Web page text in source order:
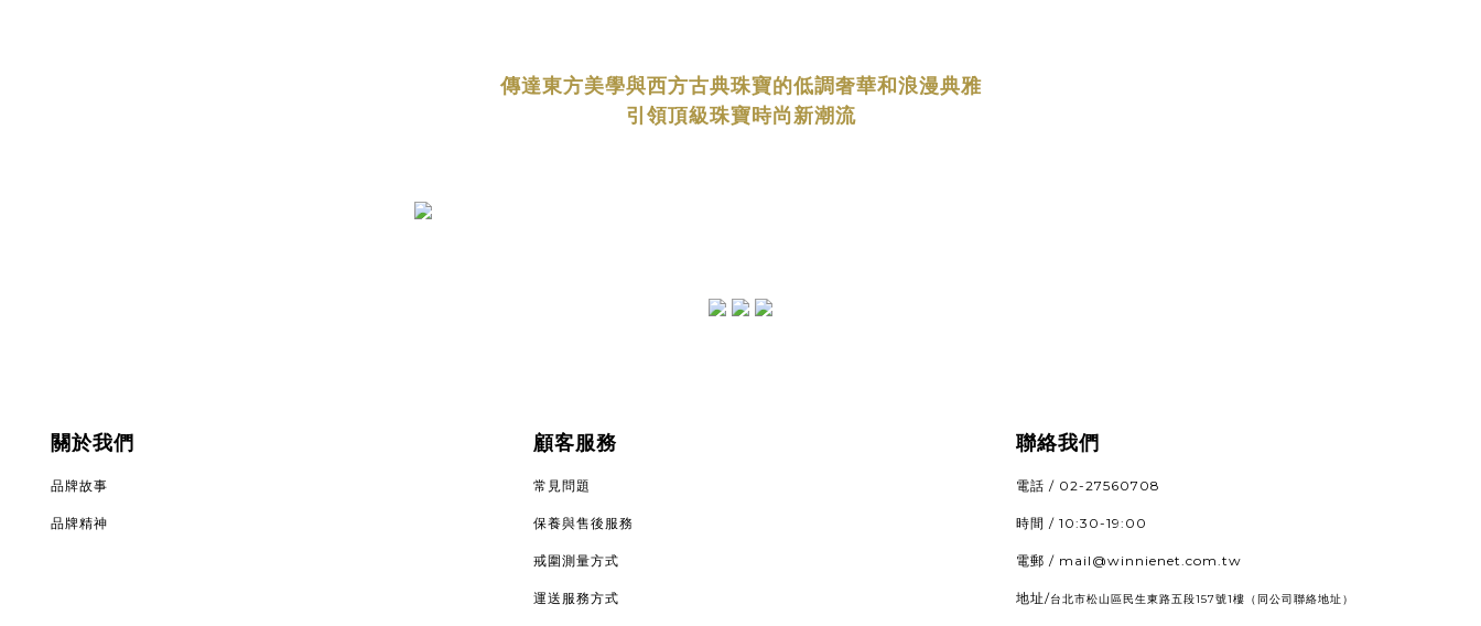
傳達東方美學與西方古典珠寶的低調奢華和浪漫典雅
引領頂級珠寶時尚新潮流
關於我們
品牌故事
品牌精神
顧客服務
常見問題
保養與售後服務
戒圍測量方式
運送服務方式
聯絡我們
電話 / 02-27560708
時間 / 10:30-19:00
電郵 / mail@winnienet.com.tw
地址/台北市松山區民生東路五段157號1樓 （同公司聯絡地址）